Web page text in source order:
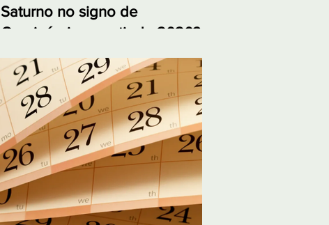
Saturno no signo de
Capricórnio a partir de 2020?